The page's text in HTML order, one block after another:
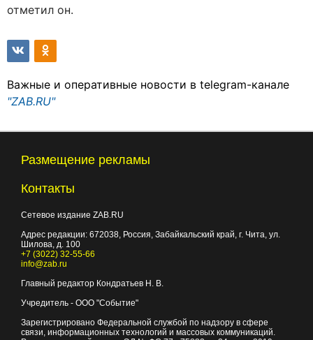
отметил он.
Важные и оперативные новости в telegram-канале
"ZAB.RU"
Размещение рекламы
Контакты
Сетевое издание ZAB.RU
Адрес редакции: 672038, Россия, Забайкальский край, г. Чита, ул.
Шилова, д. 100
+7 (3022) 32-55-66
info@zab.ru
Главный редактор Кондратьев Н. В.
Учредитель - ООО "Событие"
Зарегистрировано Федеральной службой по надзору в сфере
связи, информационных технологий и массовых коммуникаций.